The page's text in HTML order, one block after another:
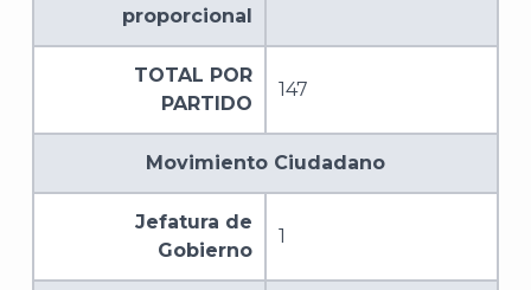
proporcional
TOTAL POR
PARTIDO
147
Movimiento Ciudadano
Jefatura de
Gobierno
1